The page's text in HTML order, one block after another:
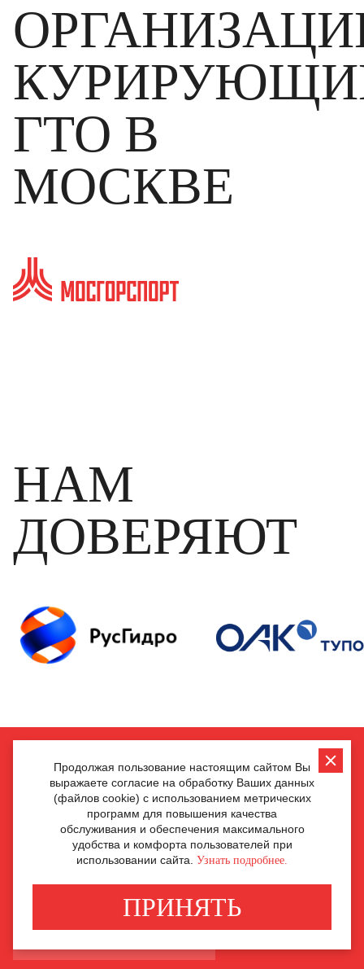
Продолжая пользование настоящим сайтом Вы
выражаете согласие на обработку Ваших данных
(файлов cookie) с использованием метрических
программ для повышения качества
обслуживания и обеспечения максимального
удобства и комфорта пользователей при
использовании сайта. Узнать подробнее.
ПРИНЯТЬ
ГТО В
МОСКВЕ
НАМ
ДОВЕРЯЮТ
НАПИШИТЕ НАМ
ОТПРАВИТЬ